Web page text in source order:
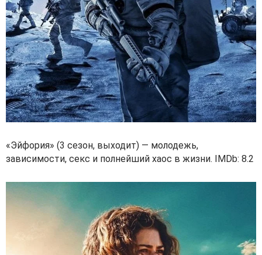
«Эйфория» (3 сезон, выходит) — молодежь,
зависимости, секс и полнейший хаос в жизни. IMDb: 8.2